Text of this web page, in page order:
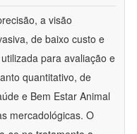
a visão
de baixo custo e
para avaliação e
quantitativo, de
e Bem Estar Animal
mercadológicas. O